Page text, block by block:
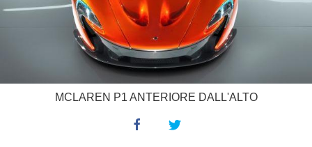
MCLAREN P1 ANTERIORE DALL'ALTO